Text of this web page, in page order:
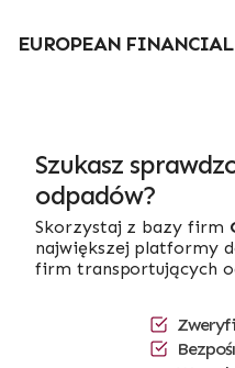
treści
EUROPEAN
Szukasz
odpadów?
Skorzystaj z bazy firm
największej platformy
firm transportujących